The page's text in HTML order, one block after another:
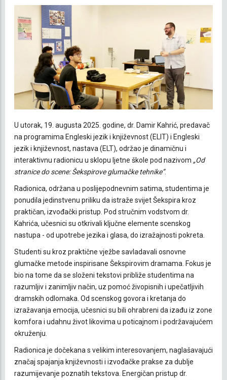
U utorak, 19. augusta 2025. godine, dr. Damir Kahrić, predavač
na programima Engleski jezik i književnost (ELIT) i Engleski
jezik i književnost, nastava (ELT), održao je dinamičnu i
interaktivnu radionicu u sklopu ljetne škole pod nazivom „Od
stranice do scene: Šekspirove glumačke tehnike”.
Radionica, održana u poslijepodnevnim satima, studentima je
ponudila jedinstvenu priliku da istraže svijet Šekspira kroz
praktičan, izvođački pristup. Pod stručnim vodstvom dr.
Kahrića, učesnici su otkrivali ključne elemente scenskog
nastupa - od upotrebe jezika i glasa, do izražajnosti pokreta.
Studenti su kroz praktične vježbe savladavali osnovne
glumačke metode inspirisane Šekspirovim dramama. Fokus je
bio na tome da se složeni tekstovi približe studentima na
razumljiv i zanimljiv način, uz pomoć živopisnih i upečatljivih
dramskih odlomaka. Od scenskog govora i kretanja do
izražavanja emocija, učesnici su bili ohrabreni da izađu iz zone
komfora i udahnu život likovima u poticajnom i podržavajućem
okruženju.
Radionica je dočekana s velikim interesovanjem, naglašavajući
značaj spajanja književnosti i izvođačke prakse za dublje
razumijevanje poznatih tekstova. Energičan pristup dr.